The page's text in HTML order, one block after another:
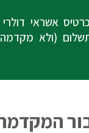
אשראי
(ולא